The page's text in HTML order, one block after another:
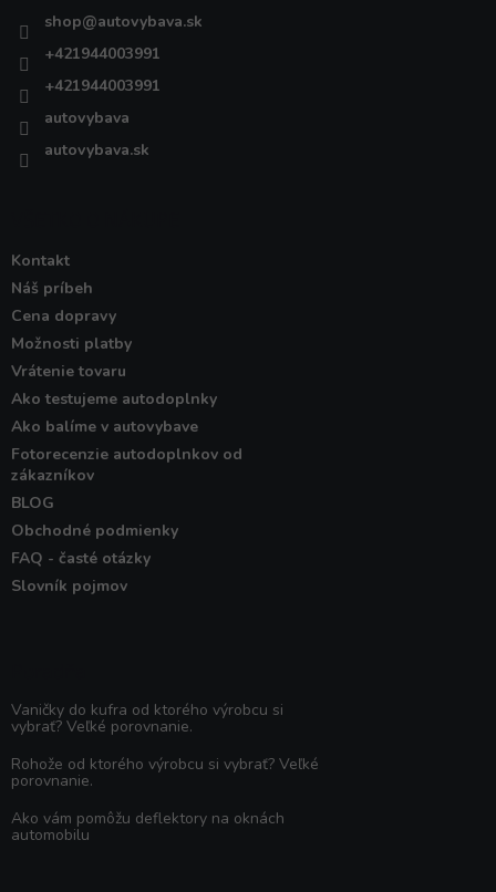
shop@autovybava.sk
+421944003991
+421944003991
autovybava
autovybava.sk
Kontakt
Náš príbeh
Cena dopravy
Možnosti platby
Vrátenie tovaru
Ako testujeme autodoplnky
Ako balíme v autovybave
Fotorecenzie autodoplnkov od
zákazníkov
BLOG
Obchodné podmienky
FAQ - časté otázky
Slovník pojmov
Vaničky do kufra od ktorého výrobcu si
vybrať? Veľké porovnanie.
Rohože od ktorého výrobcu si vybrať? Veľké
porovnanie.
Ako vám pomôžu deflektory na oknách
automobilu